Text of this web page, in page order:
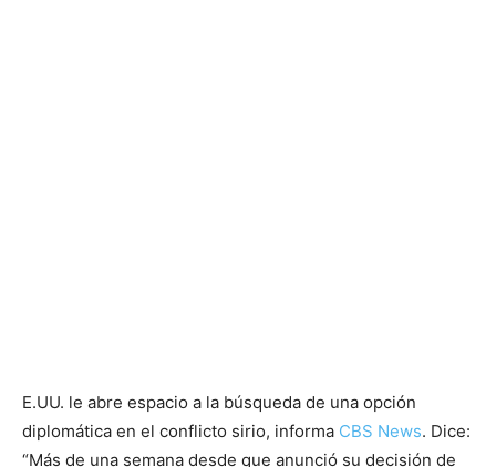
E.UU. le abre espacio a la búsqueda de una opción
diplomática en el conflicto sirio, informa CBS News. Dice:
“Más de una semana desde que anunció su decisión de